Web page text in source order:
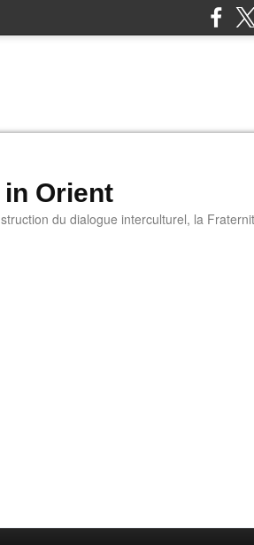
Orient
du dialogue interculturel, la